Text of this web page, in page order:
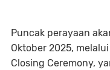
Puncak perayaan
Oktober 2025,
Closing Ceremony,